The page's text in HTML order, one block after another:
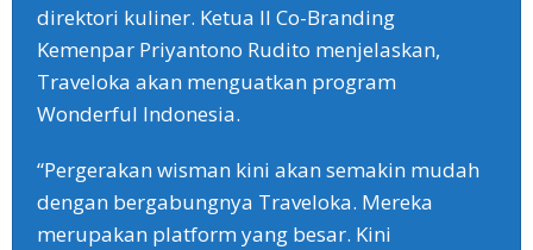
direktori kuliner. Ketua II Co-Branding
Kemenpar Priyantono Rudito menjelaskan,
Traveloka akan menguatkan program
Wonderful Indonesia.
“Pergerakan wisman kini akan semakin mudah
dengan bergabungnya Traveloka. Mereka
merupakan platform yang besar. Kini